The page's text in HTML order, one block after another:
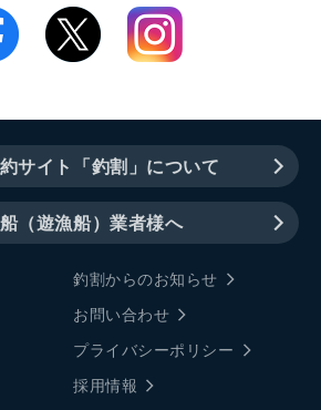
サイト「釣割」について
（遊漁船）業者様へ
釣割からのお知らせ
お問い合わせ
プライバシーポリシー
採用情報